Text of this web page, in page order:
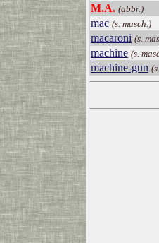
M.A. (abbr.)
mac (s. masch.)
macaroni (s.
machine (s.
machine-gun